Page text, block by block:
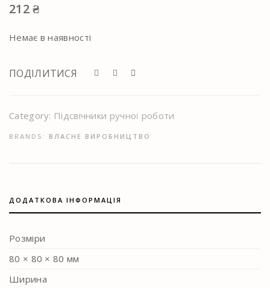
212₴
Немає в наявності
ПОДІЛИТИСЯ
Category: Підсвічники ручної роботи
BRANDS: ВЛАСНЕ ВИРОБНИЦТВО
ДОДАТКОВА ІНФОРМАЦІЯ
Розміри
80 × 80 × 80 мм
Ширина